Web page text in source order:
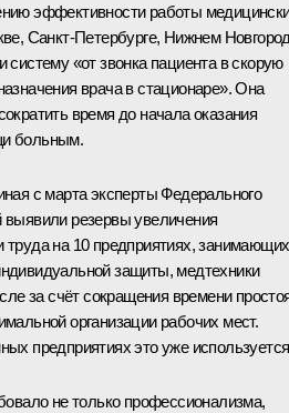
эффективности работы
Санкт-Петербурге, Нижнем
систему «от звонка пациента в скорую
врача в стационаре». Она
время до начала оказания
больным.
с марта эксперты Федерального
выявили резервы увеличения
труда на 10 предприятиях,
защиты, медтехники
за счёт сокращения времени
организации рабочих мест.
предприятиях это уже
не только профессионализма,